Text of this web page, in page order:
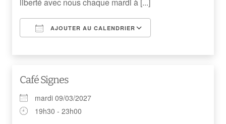
liberté avec nous chaque mardi à [...]
AJOUTER AU CALENDRIER
Café Signes
mardi 09/03/2027
19h30 - 23h00